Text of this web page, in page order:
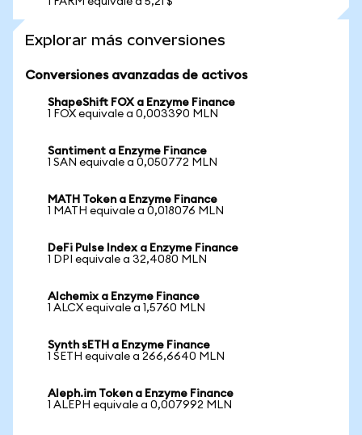
Explorar más conversiones
Conversiones avanzadas de activos
ShapeShift FOX a Enzyme Finance
1 FOX equivale a 0,003390 MLN
Santiment a Enzyme Finance
1 SAN equivale a 0,050772 MLN
MATH Token a Enzyme Finance
1 MATH equivale a 0,018076 MLN
DeFi Pulse Index a Enzyme Finance
1 DPI equivale a 32,4080 MLN
Alchemix a Enzyme Finance
1 ALCX equivale a 1,5760 MLN
Synth sETH a Enzyme Finance
1 SETH equivale a 266,6640 MLN
Aleph.im Token a Enzyme Finance
1 ALEPH equivale a 0,007992 MLN